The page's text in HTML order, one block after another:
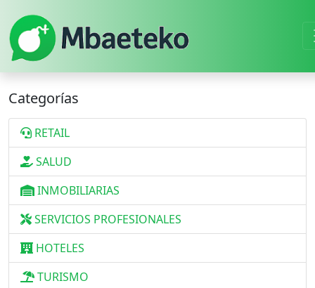
Categorías
RETAIL
SALUD
INMOBILIARIAS
SERVICIOS PROFESIONALES
HOTELES
TURISMO